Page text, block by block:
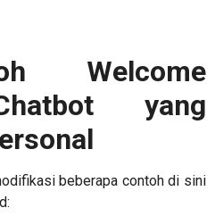
Welcome
yang
beberapa contoh di sini